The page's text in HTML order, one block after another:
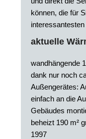
können, die für
interessantesten
aktuelle
wandhängende
dank nur noch
Außengerätes:
einfach an die
Gebäudes
beheizt 190 m²
1997